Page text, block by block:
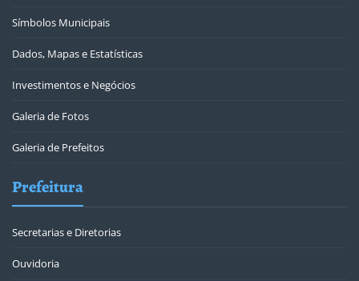
Símbolos Municipais
Dados, Mapas e Estatísticas
Investimentos e Negócios
Galeria de Fotos
Galeria de Prefeitos
Prefeitura
Secretarias e Diretorias
Ouvidoria